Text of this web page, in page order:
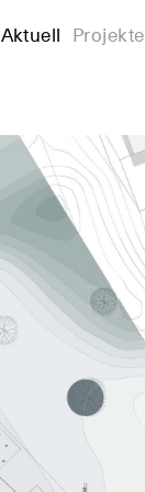
Aktuell Projekte